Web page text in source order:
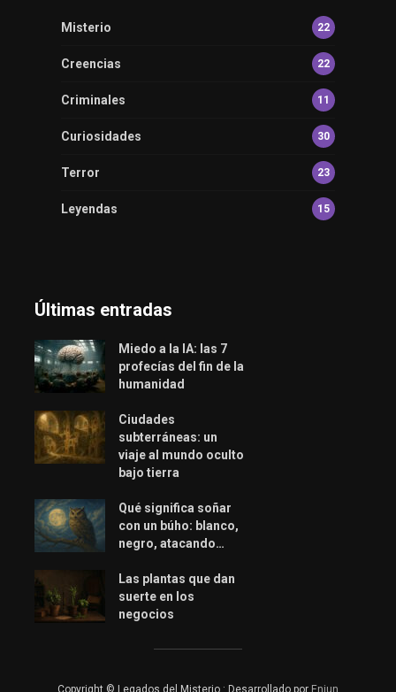
Misterio 22
Creencias 22
Criminales 11
Curiosidades 30
Terror 23
Leyendas 15
Últimas entradas
Miedo a la IA: las 7
profecías del fin de la
humanidad
Ciudades
subterráneas: un
viaje al mundo oculto
bajo tierra
Qué significa soñar
con un búho: blanco,
negro, atacando…
Las plantas que dan
suerte en los
negocios
Copyright © Legados del Misterio : Desarrollado por Eniun